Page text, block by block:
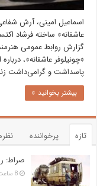
اسماعیل امینی، آرش
عاشقانه» ساخته فرشاد
گزارش روابط عمومی
«چونیلوفر عاشقانه»،
پاسداشت و گرامی‌داشت
بیشتر بخوانید »
تازه پرخواننده
صراط:
8 ساعت پیش